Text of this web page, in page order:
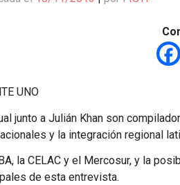
UNO
junto a Julián Khan son
y la integración regional
, la CELAC y el Mercosur, y la
de esta entrevista.